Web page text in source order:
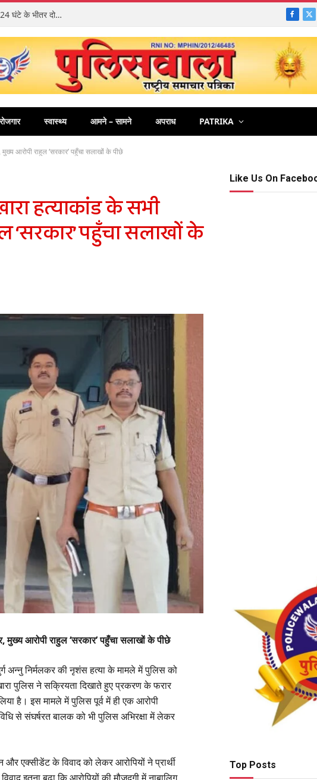
आपसी विवाद में युवक की पीट-पीटकर हत्या, सरस्वती नगर पुलिस ने 24 घंटे के भीतर दोनों कातिलों को दबोचा
X
रोजगार स्वास्थ्य आमने – सामने अपराध PATRIKA
मुख्य आरोपी राहुल ‘सरकार’ पहुँचा सलाखों के पीछे
हत्याकांड के सभी
‘सरकार’ पहुँचा सलाखों के
मुख्य आरोपी राहुल ‘सरकार’ पहुँचा सलाखों के पीछे
अन्नु निर्मलकर की नृशंस हत्या के मामले में पुलिस को
पुलिस ने सक्रियता दिखाते हुए प्रकरण के फरार
है। इस मामले में पुलिस पूर्व में ही एक आरोपी
से संघर्षरत बालक को भी पुलिस अभिरक्षा में लेकर
एक्सीडेंट के विवाद को लेकर आरोपियों ने प्रार्थी
इतना बढ़ा कि आरोपियों की मौजूदगी में नाबालिग
Like Us On
Top Posts